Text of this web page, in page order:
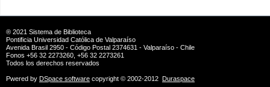
® 2021 Sistema de Biblioteca
Pontificia Universidad Católica de Valparaíso
Avenida Brasil 2950 - Código Postal 2374631 - Valparaíso - Chile
Fonos +56 32 2273260, +56 32 2273261
Todos los derechos reservados
Pwered by DSpace software copyright © 2002-2012 Duraspace